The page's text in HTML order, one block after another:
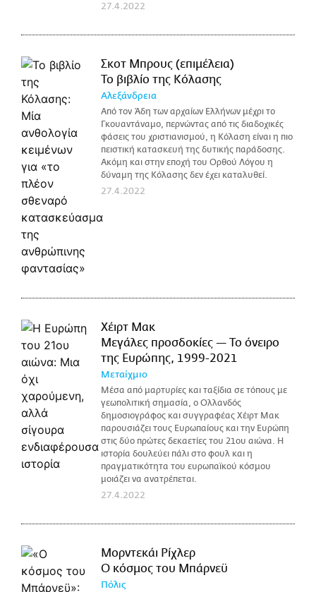
27.4.2022
Σκοτ Μπρους (επιμέλεια)
Το βιβλίο της Κόλασης
Αλεξάνδρεια
Από τον Άδη των αρχαίων Ελλήνων μέχρι το
Γκουαντάναμο, περνώντας από τις διαδοχικές
φάσεις του χριστιανισμού, η Κόλαση είναι η πιο
πειστική κατασκευή της δυτικής παράδοσης.
Ακόμη και στην εποχή του Ορθού Λόγου η
δύναμη της Κόλασης δεν έχει καταλυθεί.
27.4.2022
Χέιρτ Μακ
Μεγάλες προσδοκίες — Το όνειρο
της Ευρώπης, 1999-2021
Μεταίχμιο
Μέσα από μαρτυρίες και ταξίδια σε τόπους με
γεωπολιτική σημασία, ο Ολλανδός
δημοσιογράφος και συγγραφέας Χέιρτ Μακ
παρουσιάζει τους Ευρωπαίους και την Ευρώπη
στις δύο πρώτες δεκαετίες του 21ου αιώνα. Η
ιστορία δουλεύει πάλι στο φουλ και η
πραγματικότητα του ευρωπαϊκού κόσμου
μοιάζει να ανατρέπεται.
27.4.2022
Μορντεκάι Ρίχλερ
Ο κόσμος του Μπάρνεϋ
Πόλις